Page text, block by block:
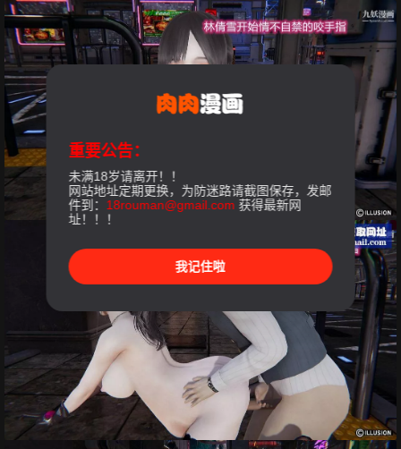
重要公告：
未满18岁请离开！！
网站地址定期更换，为防迷路请截图保存，发邮
件到： 18rouman@gmail.com 获得最新网
址！！！
我记住啦